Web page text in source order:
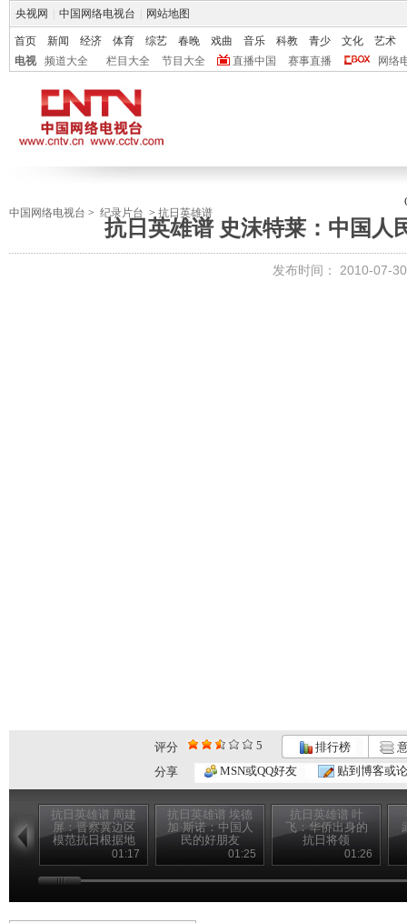
央视网 中国网络电视台 网站地图
首页 新闻 经济 体育 综艺 春晚 戏曲 音乐 科教 青少 文化
艺术
电视
频道大全 栏目大全 节目大全 直播中国 赛事直播 网络
中国网络电视台 > 纪录片台 > 抗日英雄谱
抗日英雄谱 史沫特莱：中国人
发布时间： 2010-07-
评分 5 排行榜
分享
MSN或QQ好友 贴到博客或
抗日英雄谱 周建
屏：晋察冀边区
模范抗日根据地
的创建人01:17
抗日英雄谱 埃德
加·斯诺：中国人
民的好朋友
01:25
抗日英雄谱 叶
飞：华侨出身的
抗日将领
01:26